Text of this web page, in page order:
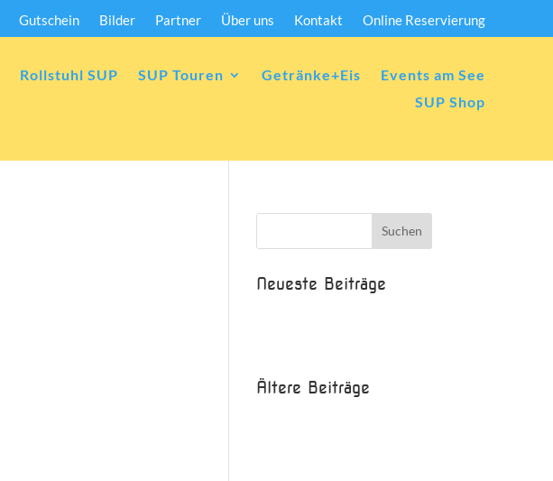
Gutschein Bilder Partner Über uns Kontakt Online Reservierung
Rollstuhl SUP SUP Touren Getränke+Eis
Events am See
SUP Shop
Neueste Beiträge
Ältere Beiträge